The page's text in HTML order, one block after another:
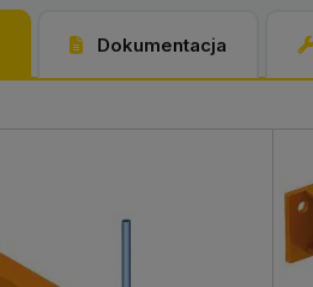
Dokumentacja